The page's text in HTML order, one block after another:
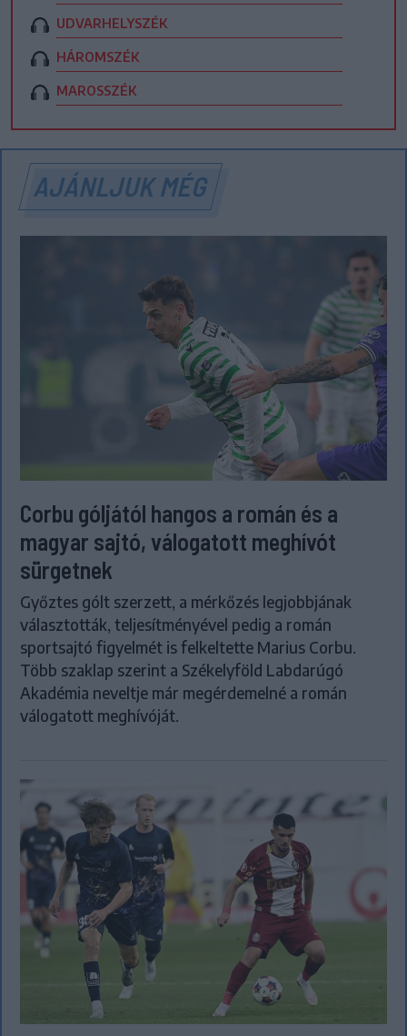
UDVARHELYSZÉK
HÁROMSZÉK
MAROSSZÉK
AJÁNLJUK MÉG
Corbu góljától hangos a román és a
magyar sajtó, válogatott meghívót
sürgetnek
Győztes gólt szerzett, a mérkőzés legjobbjának
választották, teljesítményével pedig a román
sportsajtó figyelmét is felkeltette Marius Corbu.
Több szaklap szerint a Székelyföld Labdarúgó
Akadémia neveltje már megérdemelné a román
válogatott meghívóját.